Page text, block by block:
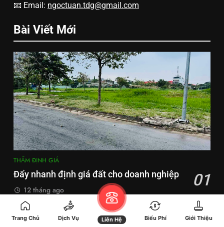
📧 Email: ngoctuan.tdg@gmail.com
Bài Viết Mới
THẨM ĐỊNH GIÁ
Đẩy nhanh định giá đất cho doanh nghiệp 01
12 tháng ago
TIN NHÀ ĐẤT
Trang Chủ Dịch Vụ Liên Hệ Biểu Phí Giới Thiệu